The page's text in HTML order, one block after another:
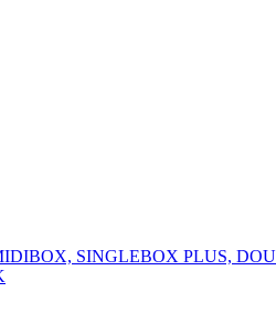
SINGLEBOX PLUS,